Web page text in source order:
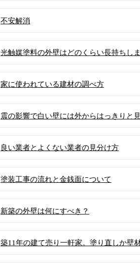
不安解消
光触媒塗料の外壁はどのくらい長持ちしま
家に使われている建材の調べ方
震の影響で白い壁には外からはっきりと
良い業者とよくない業者の見分け方
塗装工事の流れと金銭面について
新築の外壁は何にすべき？
築11年の建て売り一軒家。塗り直しか壁